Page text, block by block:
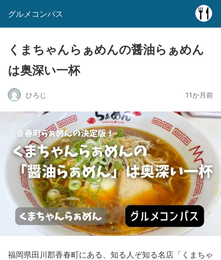
グルメコンパス
くまちゃんらぁめんの醤油らぁめん
は奥深い一杯
ひろじ 11か月前
福岡県田川郡香春町にある、知る人ぞ知る名店「くまちゃ